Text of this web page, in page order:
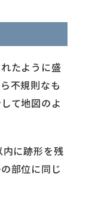
たように盛
不規則なも
て地図のよ
に跡形を残
部位に同じ